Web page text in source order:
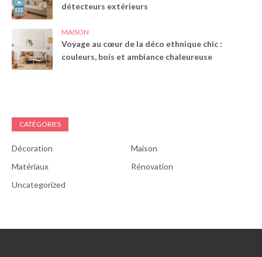
détecteurs extérieurs
MAISON
Voyage au cœur de la déco ethnique chic :
couleurs, bois et ambiance chaleureuse
CATÉGORIES
Décoration
Maison
Matériaux
Rénovation
Uncategorized